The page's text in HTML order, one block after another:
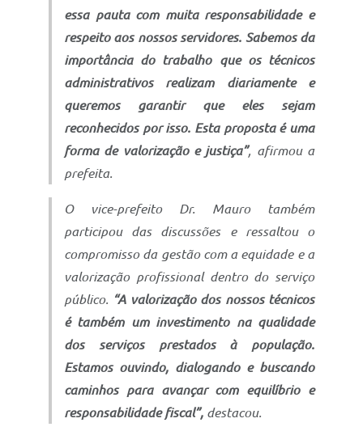
essa pauta com muita responsabilidade e
respeito aos nossos servidores. Sabemos da
importância do trabalho que os técnicos
administrativos realizam diariamente e
queremos garantir que eles sejam
reconhecidos por isso. Esta proposta é uma
forma de valorização e justiça”, afirmou a
prefeita.
O vice-prefeito Dr. Mauro também
participou das discussões e ressaltou o
compromisso da gestão com a equidade e a
valorização profissional dentro do serviço
público.
“A valorização dos nossos técnicos
é também um investimento na qualidade
dos serviços prestados à população.
Estamos ouvindo, dialogando e buscando
caminhos para avançar com equilíbrio e
responsabilidade fiscal”, destacou.